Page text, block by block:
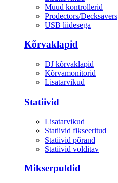
Muud kontrollerid
Prodectors/Decksavers
USB liidesega
Kõrvaklapid
DJ kõrvaklapid
Kõrvamonitorid
Lisatarvikud
Statiivid
Lisatarvikud
Statiivid fikseeritud
Statiivid põrand
Statiivid volditav
Mikserpuldid